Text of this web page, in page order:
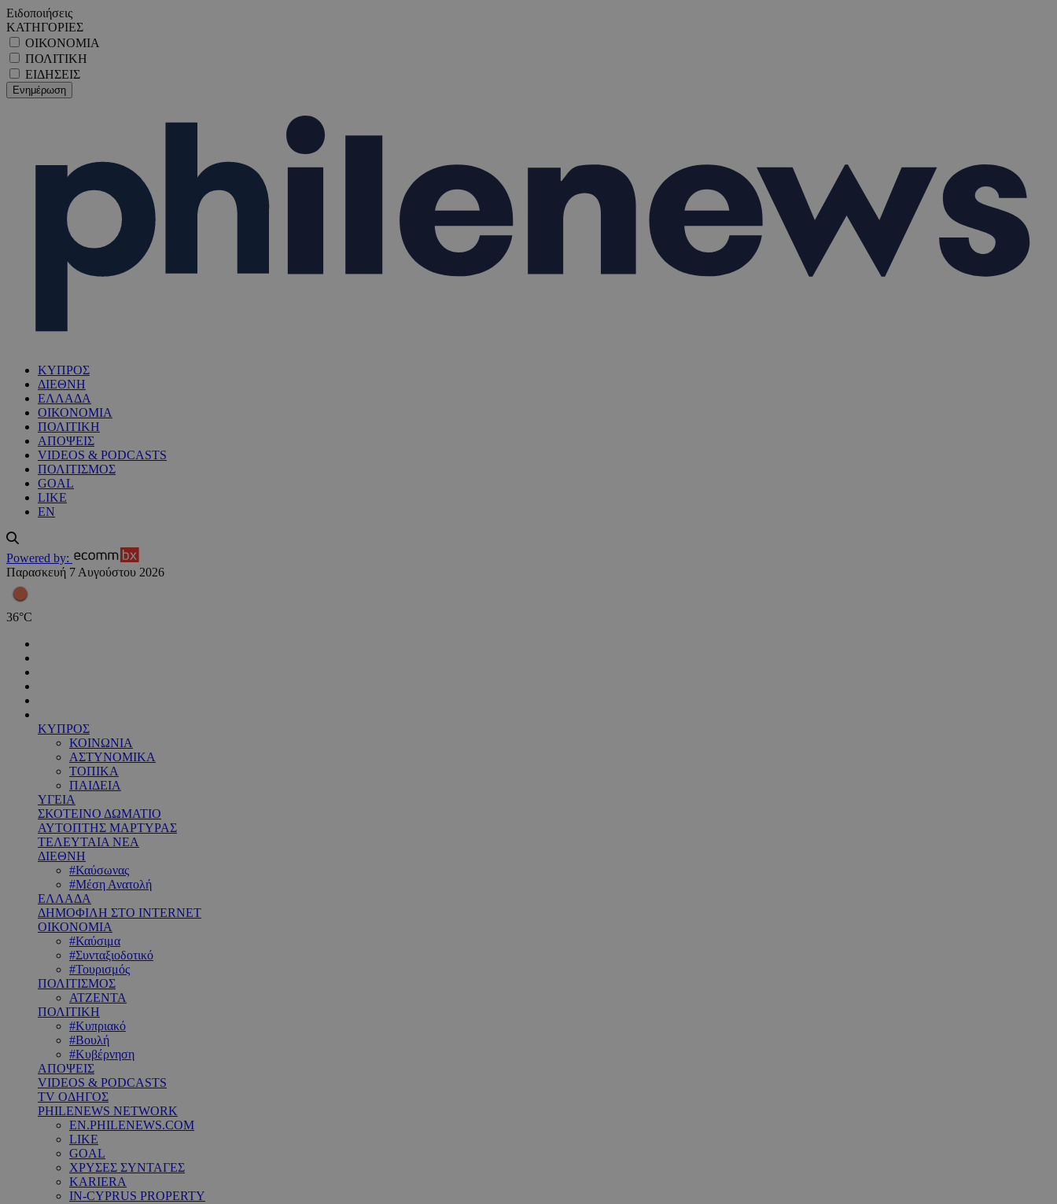
Ειδοποιήσεις
ΚΑΤΗΓΟΡΙΕΣ
ΟΙΚΟΝΟΜΙΑ
ΠΟΛΙΤΙΚΗ
ΕΙΔΗΣΕΙΣ
ΚΥΠΡΟΣ
ΔΙΕΘΝΗ
ΕΛΛΑΔΑ
ΟΙΚΟΝΟΜΙΑ
ΠΟΛΙΤΙΚΗ
ΑΠΟΨΕΙΣ
VIDEOS & PODCASTS
ΠΟΛΙΤΙΣΜΟΣ
GOAL
LIKE
EN
Powered by:
Παρασκευή 7 Αυγούστου 2026
36°C
ΚΥΠΡΟΣ
ΚΟΙΝΩΝΙΑ
ΑΣΤΥΝΟΜΙΚΑ
ΤΟΠΙΚΑ
ΠΑΙΔΕΙΑ
ΥΓΕΙΑ
ΣΚΟΤΕΙΝΟ ΔΩΜΑΤΙΟ
ΑΥΤΟΠΤΗΣ ΜΑΡΤΥΡΑΣ
ΤΕΛΕΥΤΑΙΑ ΝΕΑ
ΔΙΕΘΝΗ
#Καύσωνας
#Μέση Ανατολή
ΕΛΛΑΔΑ
ΔΗΜΟΦΙΛΗ ΣΤΟ INTERNET
ΟΙΚΟΝΟΜΙΑ
#Καύσιμα
#Συνταξιοδοτικό
#Τουρισμός
ΠΟΛΙΤΙΣΜΟΣ
ΑΤΖΕΝΤΑ
ΠΟΛΙΤΙΚΗ
#Κυπριακό
#Βουλή
#Κυβέρνηση
ΑΠΟΨΕΙΣ
VIDEOS & PODCASTS
TV ΟΔΗΓΟΣ
PHILENEWS NETWORK
EN.PHILENEWS.COM
LIKE
GOAL
ΧΡΥΣΕΣ ΣΥΝΤΑΓΕΣ
KARIERA
IN-CYPRUS PROPERTY